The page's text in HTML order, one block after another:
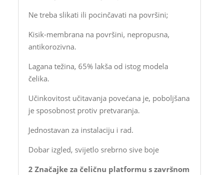
Ne treba slikati ili pocinčavati na površini;
Kisik-membrana na površini, nepropusna,
antikorozivna.
Lagana težina, 65% lakša od istog modela
čelika.
Učinkovitost učitavanja povećana je, poboljšana
je sposobnost protiv pretvaranja.
Jednostavan za instalaciju i rad.
Dobar izgled, svijetlo srebrno sive boje
2 Značajke za čeličnu platformu s završnom